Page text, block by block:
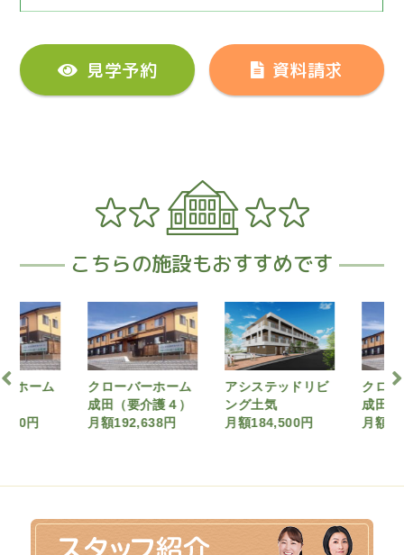
見学予約 資料請求
こちらの施設もおすすめです
ホーム
円
クローバーホーム
成田（要介護４）
月額192,638円
アシステッドリビ
ング土気
月額184,500円
クロー
成田（
月額